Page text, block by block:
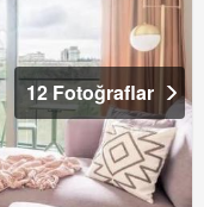
12 Fotoğraflar